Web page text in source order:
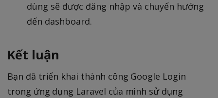
dùng sẽ được đăng nhập và chuyển hướng
đến dashboard.
Kết luận
Bạn đã triển khai thành công Google Login
trong ứng dụng Laravel của mình sử dụng